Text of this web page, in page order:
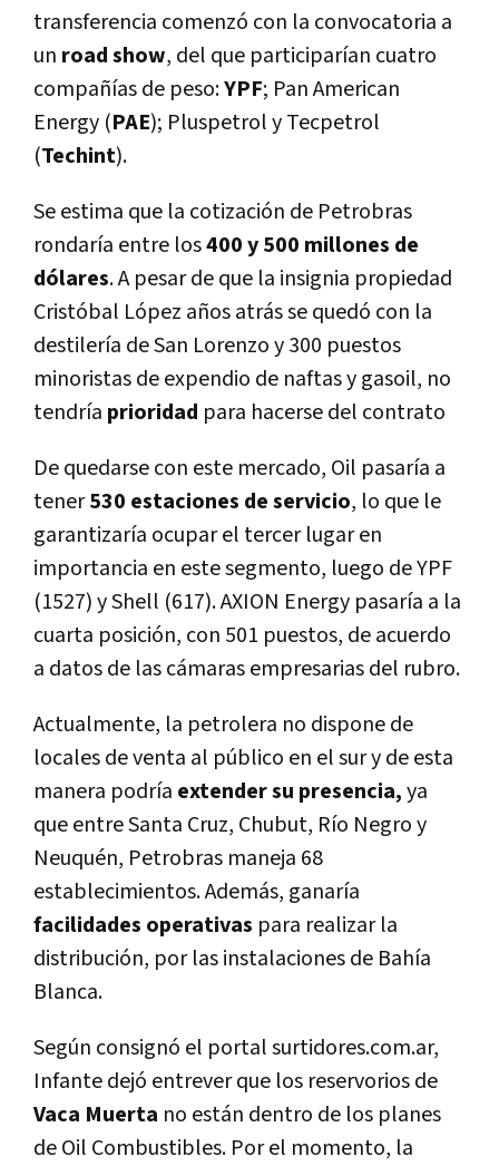
transferencia comenzó con la convocatoria a
un road show, del que participarían cuatro
compañías de peso:YPF; Pan American
Energy (PAE); Pluspetrol y Tecpetrol
(Techint).
Se estima que la cotización de Petrobras
rondaría entre los400 y 500 millones de
dólares. A pesar de que la insignia propiedad
Cristóbal López años atrás se quedó con la
destilería de San Lorenzo y 300 puestos
minoristas de expendio de naftas y gasoil, no
tendría prioridad para hacerse del contrato
De quedarse con este mercado, Oil pasaría a
tener530 estaciones de servicio, lo que le
garantizaría ocupar el tercer lugar en
importancia en este segmento, luego de YPF
(1527) y Shell (617). AXION Energy pasaría a la
cuarta posición, con 501 puestos, de acuerdo
a datos de las cámaras empresarias del rubro.
Actualmente, la petrolera no dispone de
locales de venta al público en el sur y de esta
manera podría extender su presencia,ya
que entre Santa Cruz, Chubut, Río Negro y
Neuquén, Petrobras maneja 68
establecimientos. Además, ganaría
facilidades operativas para realizar la
distribución, por las instalaciones de Bahía
Blanca.
Según consignó el portal surtidores.com.ar,
Infante dejó entrever que los reservorios de
Vaca Muerta no están dentro de los planes
de Oil Combustibles. Por el momento, la